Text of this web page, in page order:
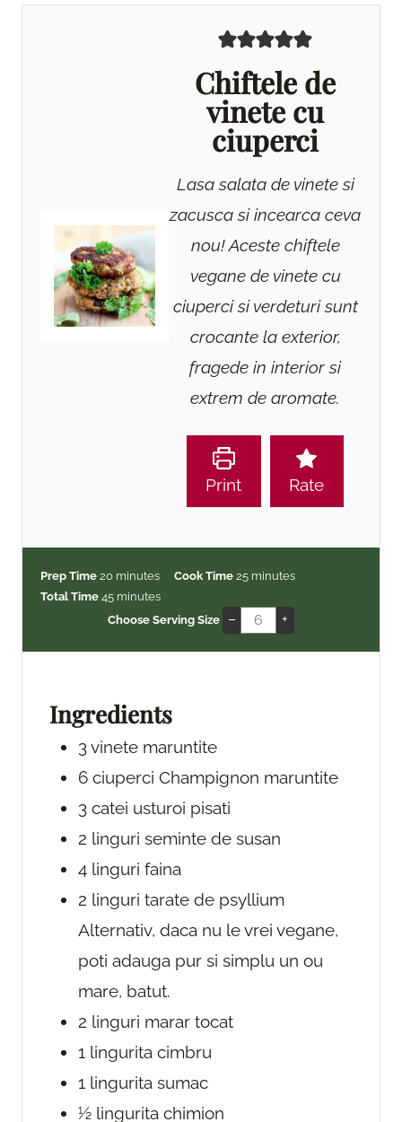
Chiftele de
vinete cu
ciuperci
Lasa salata de vinete si
zacusca si incearca ceva
nou! Aceste chiftele
vegane de vinete cu
ciuperci si verdeturi sunt
crocante la exterior,
fragede in interior si
extrem de aromate.
Print Rate
Prep Time 20m
i
n
minutes Cook Time 25m
u
minutes
Total Time 45m
i
s
minutes
Choose Serving Size
– +
Ingredients
3vinete maruntite
6 ciuperci Champignon maruntite
3 catei usturoi pisati
2 linguri seminte de susan
4 linguri faina
2 linguri tarate de psyllium
Alternativ, daca nu le vrei vegane,
poti adauga pur si simplu un ou
mare, batut.
2 linguri marar tocat
1 lingurita cimbru
1 lingurita sumac
½ lingurita chimion